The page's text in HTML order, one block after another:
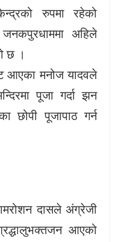
रुपमा रहेको
जनकपुरधाममा अहिले
छ ।
आएका मनोज यादवले
पूजा गर्दा झन
छोपी पूजापाठ गर्न
दासले अंग्रेजी
आएको